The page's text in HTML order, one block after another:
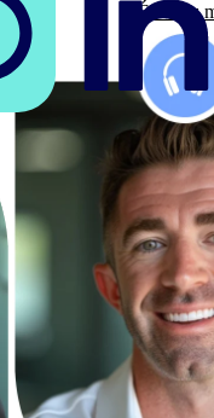
Écoutez